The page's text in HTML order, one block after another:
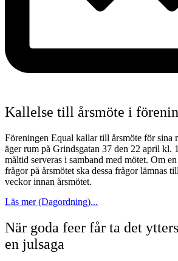
Kallelse till årsmöte i
Föreningen Equal kallar till årsmöte för sina
äger rum på Grindsgatan 37 den 22 april kl.
måltid serveras i samband med mötet. Om
frågor på årsmötet ska dessa frågor lämnas
veckor innan årsmötet.
Läs mer (Dagordning)...
När goda feer får ta det
en julsaga